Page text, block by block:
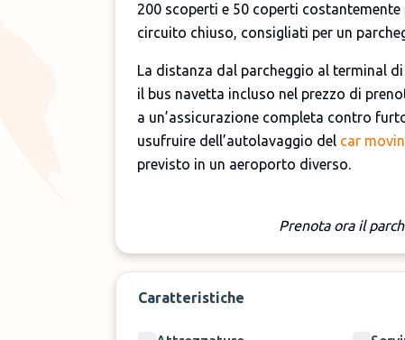
200 scoperti e 50 coperti
circuito chiuso, consigliati per un
La distanza dal parcheggio al terminal
il bus navetta incluso nel prezzo di
a un’assicurazione completa contro
usufruire dell’autolavaggio del car
previsto in un aeroporto diverso.
Prenota ora il
Caratteristiche